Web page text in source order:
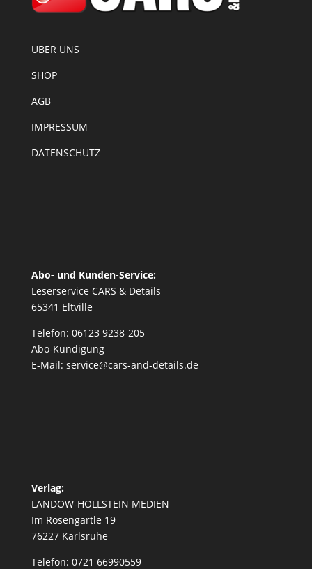
ÜBER UNS
SHOP
AGB
IMPRESSUM
DATENSCHUTZ
Abo- und Kunden-Service:
Leserservice CARS & Details
65341 Eltville
Telefon: 06123 9238-205
Abo-Kündigung
E-Mail: service@cars-and-details.de
Verlag:
LANDOW-HOLLSTEIN MEDIEN
Im Rosengärtle 19
76227 Karlsruhe
Telefon: 0721 66990559